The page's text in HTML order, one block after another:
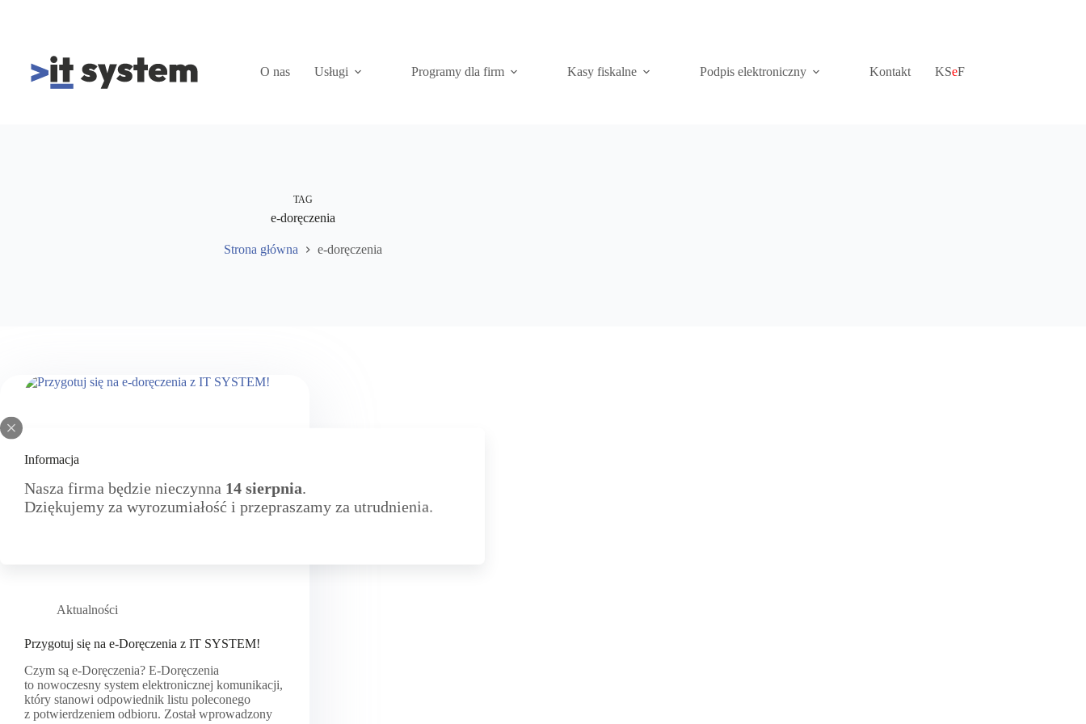
Informacja
Nasza firma będzie nieczynna 14 sierpnia
Dziękujemy za wyrozumiałość i przepraszamy za utrudnienia.
O nas Usługi Programy dla firm Kasy fiskalne Podpis elektroniczny Kontakt KSeF
TAG
e-doręczenia
Strona główna e-doręczenia
Aktualności
Przygotuj się na e-Doręczenia z IT SYSTEM!
Czym są e-Doręczenia? E-Doręczenia
to nowoczesny system elektronicznej komunikacji,
który stanowi odpowiednik listu poleconego
z potwierdzeniem odbioru. Został wprowadzony